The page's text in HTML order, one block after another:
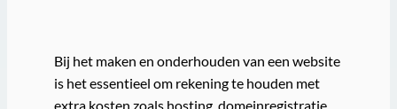
Bij het maken en onderhouden van een website
is het essentieel om rekening te houden met
extra kosten zoals hosting, domeinregistratie